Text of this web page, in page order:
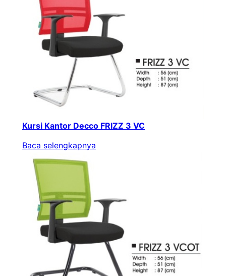
Kursi Kantor Decco FRIZZ 3 VC
Baca selengkapnya